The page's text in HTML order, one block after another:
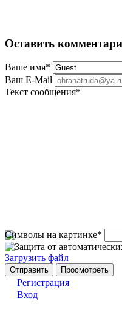
Оставить
Ваше имя*
Ваш E-Mail
Текст сообщения*
Символы на картинке*
Загрузить файл
Регистрация
Вход